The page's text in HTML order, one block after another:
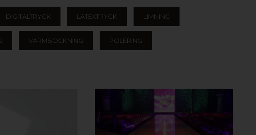
DIGITALTRYCK LATEXTRYCK LIMNING
VARMBOCKNING POLERING